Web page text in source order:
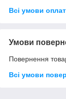
Всі умови
Умови
Повернення
Всі умови